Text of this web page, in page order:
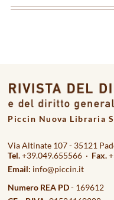
Piccin Nuova Libraria
Via Altinate 107 - 35121
Tel.+39.049.655566 · Fax.
Email: info@piccin.it
Numero REA PD- 169612